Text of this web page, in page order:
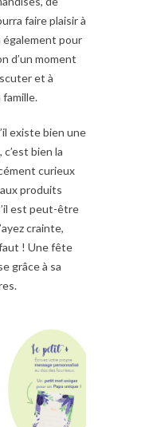
faire plaisir à
également pour
d’un moment
et à
existe bien une
bien la
curieux
produits
est peut-être
crainte,
faut ! Une fête
grâce à sa